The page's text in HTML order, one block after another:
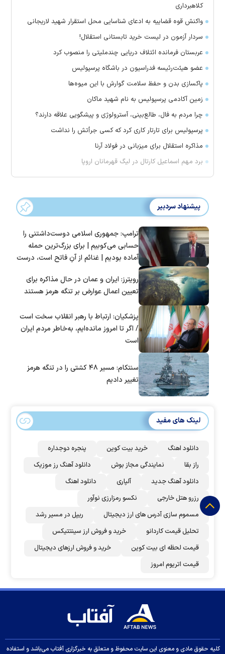
کلاهبرداری
واکنش قوه قضاییه به ادعای شناسایی محل استقرار شهید لاریجانی
سردار آزمون در لیست خرید تابستانی استقلال!
عربستان فرمانده ائتلاف دریایی چندملیتی را منصوب کرد
عضو هیئت‌رئیسه فدراسیون در باشگاه پرسپولیس
پاکسازی بدن و حفظ سلامت گوارش با این میوه‌ها
زمین آکادمی پرسپولیس به نام شهید ماکان
چرا مردم به فال، طالع‌بینی، آسترولوژی و پیشگویی علاقه دارند؟
پرسپولیس برای تارتار کاری کرد که کسی جرأتش را نداشت
مذاکره استقلال برای میزبانی در فولاد آرنا
برد مهم اسماعیل کارتال در لیگ قهرمانان اروپا
پیشنهاد سردبیر
ترامپ: جمهوری اسلامی دوست‌داشتنی را
حسابی می‌کوبیم | برای بزرگ‌ترین حمله
آماده بودیم | غنائم از آنِ فاتح است، درست
رویترز: ایران و عمان در حال مذاکره برای
تعیین اعمال عوارض بر تنگه هرمز هستند
پزشکیان: ارتباط با رهبر انقلاب سخت است
/ اگر تا امروز مانده‌ایم، به‌خاطر مردم ایران
است
سنتکام: مسیر ۴۸ کشتی را در تنگه هرمز
تغییر دادیم
لینک های مفید
دانلود اهنگ خرید بیت کوین
پنجره دوجداره
راز بقا
نمایندگی مجاز بوش
دانلود آهنگ رز‌ موزیک
دانلود آهنگ جدید
آلپاری
دانلود اهنگ
رزرو هتل خارجی
نکسو رمزارزی نوآور
مسموم سازی آدرس های ارز دیجیتال
ریپل در مسیر رشد
تحلیل قیمت کاردانو
خرید و فروش ارز سینتتیکس
قیمت لحظه ای بیت کوین
خرید و فروش ارزهای دیجیتال
قیمت اتریوم امروز
کلیه حقوق مادی و معنوی این سایت محفوظ و متعلق به خبرگزاری آفتاب می‌باشد و استفاده